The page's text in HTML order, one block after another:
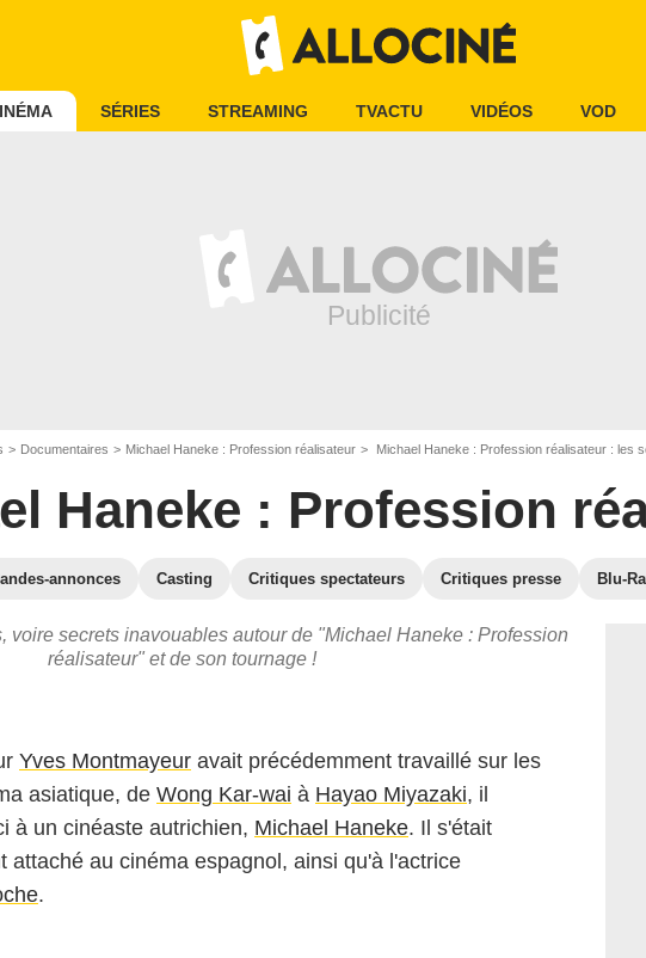
SÉRIES STREAMING TVACTU VIDÉOS VOD
Documentaires Michael Haneke : Profession réalisateur Michael Haneke : Profession réalisateur : les
Haneke : Profession
annonces Casting Critiques spectateurs Critiques presse Blu-
voire secrets inavouables autour de "Michael Haneke : Profession
réalisateur" et de son tournage !
Yves Montmayeur avait précédemment travaillé sur les
asiatique, de Wong Kar-wai à Hayao Miyazaki, il
à un cinéaste autrichien, Michael Haneke. Il s'était
attaché au cinéma espagnol, ainsi qu'à l'actrice
.